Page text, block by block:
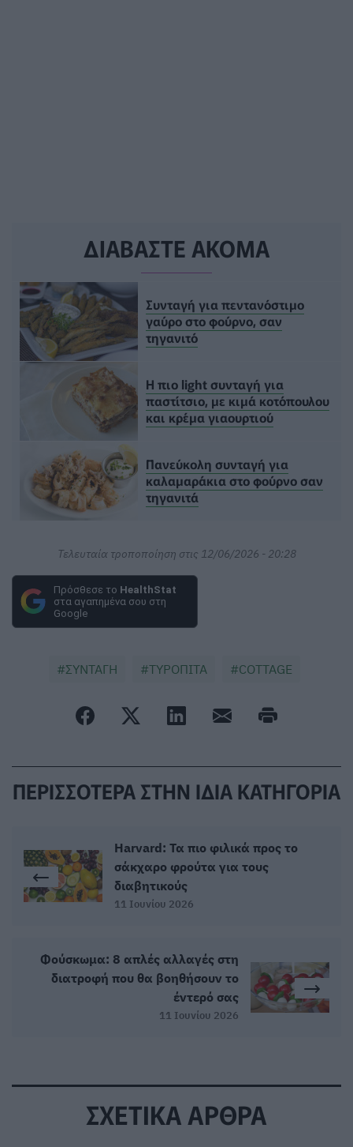
ΔΙΑΒΑΣΤΕ ΑΚΟΜΑ
Συνταγή για πεντανόστιμο
γαύρο στο φούρνο, σαν
τηγανιτό
Η πιο light συνταγή για
παστίτσιο, με κιμά κοτόπουλου
και κρέμα γιαουρτιού
Πανεύκολη συνταγή για
καλαμαράκια στο φούρνο σαν
τηγανιτά
Τελευταία τροποποίηση στις 12/06/2026 - 20:28
Πρόσθεσε το HealthStat
στα αγαπημένα σου στη
Google
ΣΥΝΤΑΓΗ ΤΥΡΟΠΙΤΑ COTTAGE
ΠΕΡΙΣΣΟΤΕΡΑ ΣΤΗΝ ΙΔΙΑ ΚΑΤΗΓΟΡΙΑ
Harvard: Τα πιο φιλικά προς το
σάκχαρο φρούτα για τους
διαβητικούς
11 Ιουνίου 2026
Φούσκωμα: 8 απλές αλλαγές στη
διατροφή που θα βοηθήσουν το
έντερό σας
11 Ιουνίου 2026
ΣΧΕΤΙΚΑ ΑΡΘΡΑ